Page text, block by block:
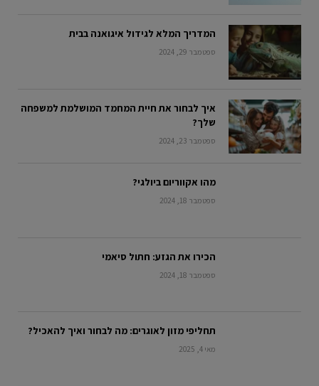
המדריך המלא לגידול איגואנה בבית
ספטמבר 29, 2024
איך לבחור את חיית המחמד המושלמת למשפחה
שלך?
ספטמבר 23, 2024
מהו אקווריום ביולגי?
ספטמבר 18, 2024
הכירו את הגזע: חתול סיאמי
ספטמבר 18, 2024
תחליפי מזון לאוגרים: מה לבחור ואיך להאכיל?
מאי 4, 2025